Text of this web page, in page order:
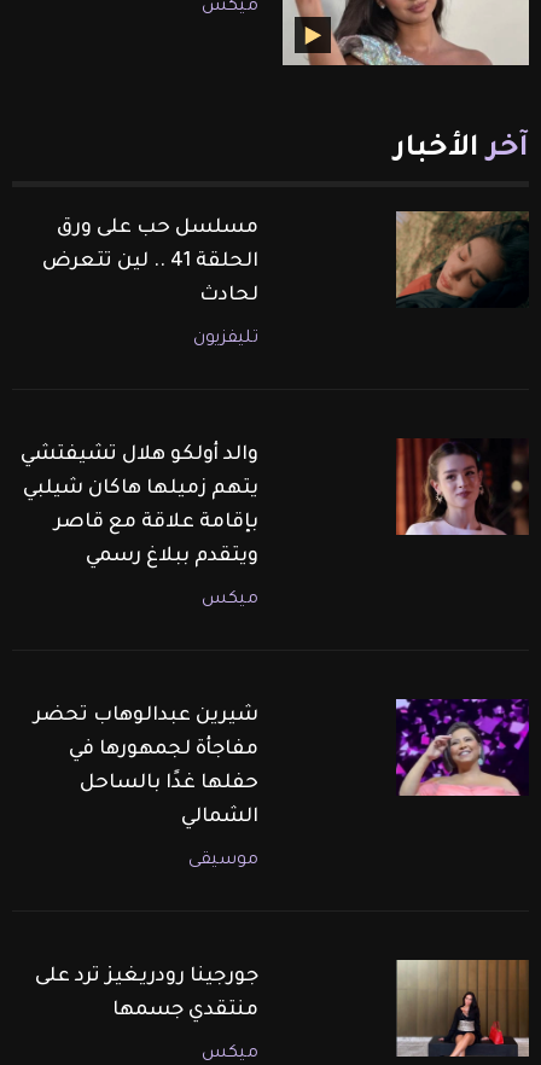
ميكس
آخر الأخبار
مسلسل حب على ورق
الحلقة 41 .. لين تتعرض
لحادث
تليفزيون
والد أولكو هلال تشيفتشي
يتهم زميلها هاكان شيلبي
بإقامة علاقة مع قاصر
ويتقدم ببلاغ رسمي
ميكس
شيرين عبدالوهاب تحضر
مفاجأة لجمهورها في
حفلها غدًا بالساحل
الشمالي
موسيقى
جورجينا رودريغيز ترد على
منتقدي جسمها
ميكس